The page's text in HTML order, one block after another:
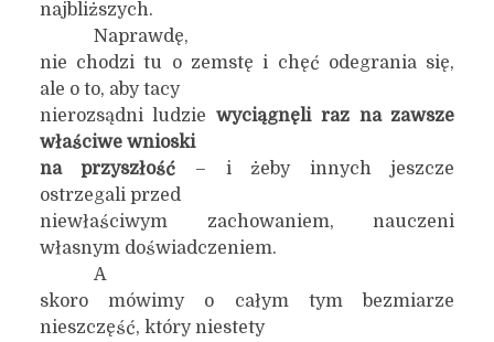
najbliższych.
Naprawdę,
nie chodzi tu o zemstę i chęć odegrania się,
ale o to, aby tacy
nierozsądni ludziewyciągnęli raz na zawsze
właściwe wnioski
na przyszłość – i żeby innych jeszcze
ostrzegali przed
niewłaściwym zachowaniem, nauczeni
własnym doświadczeniem.
A
skoro mówimy o całym tym bezmiarze
nieszczęść, który niestety